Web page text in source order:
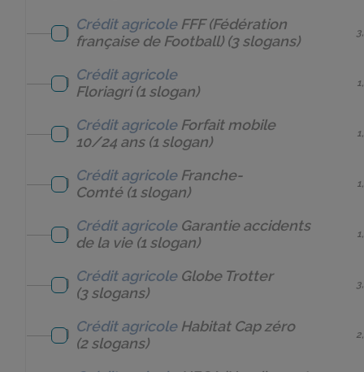
Crédit agricole FFF (Fédération
française de Football)(3 slogans)
Crédit agricole
Floriagri(1 slogan)
Crédit agricole Forfait mobile
10/24 ans(1 slogan)
Crédit agricole Franche-
Comté(1 slogan)
Crédit agricole Garantie accidents
de la vie(1 slogan)
Crédit agricole Globe Trotter
(3 slogans)
Crédit agricole Habitat Cap zéro
(2 slogans)